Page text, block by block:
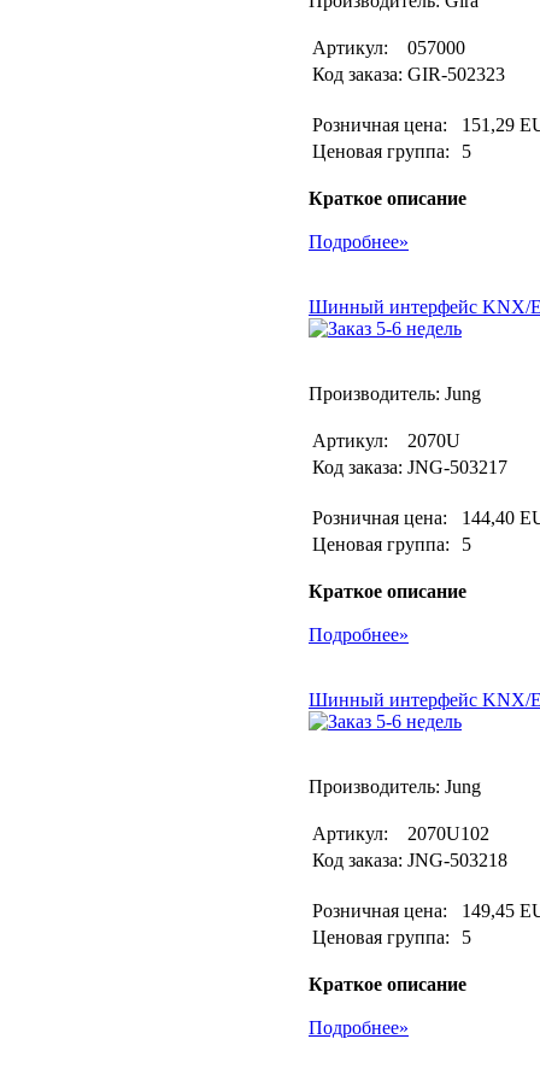
Артикул:
057000
Код заказа: GIR-502323
Розничная цена:
151,29
Ценовая группа:
5
Краткое описание
Подробнее»
Шинный интерфейс KNX/
Производитель: Jung
Артикул:
2070U
Код заказа: JNG-503217
Розничная цена:
144,40
Ценовая группа:
5
Краткое описание
Подробнее»
Шинный интерфейс KNX/
Производитель: Jung
Артикул:
2070U102
Код заказа: JNG-503218
Розничная цена:
149,45
Ценовая группа:
5
Краткое описание
Подробнее»